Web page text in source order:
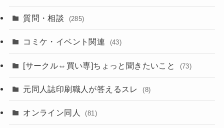
質問・相談 (285)
コミケ・イベント関連 (43)
[サークル⇔買い専]ちょっと聞きたいこと (73)
元同人誌印刷職人が答えるスレ (8)
オンライン同人 (81)